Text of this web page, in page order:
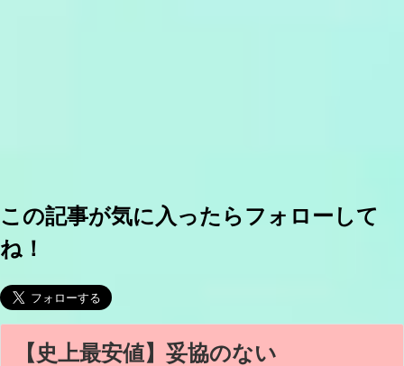
この記事が気に入ったらフォローして
ね！
【史上最安値】妥協のない